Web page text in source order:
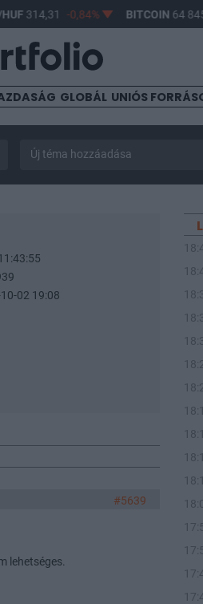
314,31 -0,84% BITCOIN64
GLOBÁL UNIÓS
Új téma hozzáadása
02 19:08
#5639
lehetséges.